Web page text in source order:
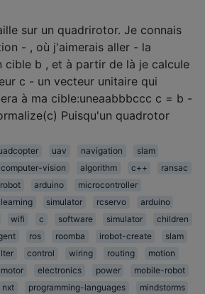
sur un quadrirotor. Je connais
- , où j'aimerais aller - la
cible b , et à partir de là je calcule
c - un vecteur unitaire qui
à ma cible:uneaabbbccc c = b -
Puisqu'un quadrotor
uav navigation
slam
computer-vision algorithm c++
ransac
arduino
microcontroller
simulator rcservo
arduino
wifi c software simulator
children
ros roomba irobot-create
slam
control wiring routing
motion
motor electronics power
mobile-robot
nxt programming-languages
mindstorms